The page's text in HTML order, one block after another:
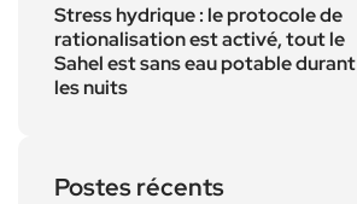
Stress hydrique : le protocole de
rationalisation est activé, tout le
Sahel est sans eau potable durant
les nuits
Postes récents